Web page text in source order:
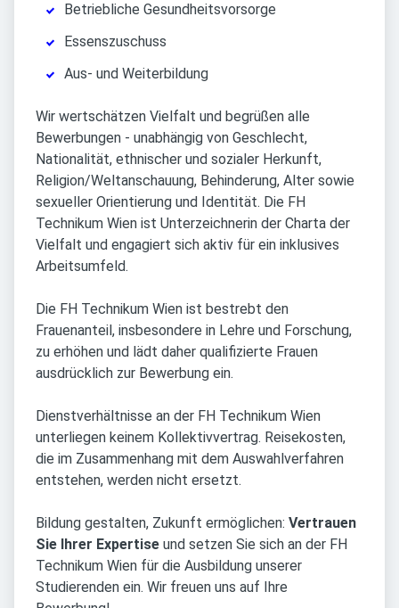
Betriebliche Gesundheitsvorsorge
Essenszuschuss
Aus- und Weiterbildung
Wir wertschätzen Vielfalt und begrüßen alle
Bewerbungen - unabhängig von Geschlecht,
Nationalität, ethnischer und sozialer Herkunft,
Religion/Weltanschauung, Behinderung, Alter sowie
sexueller Orientierung und Identität. Die FH
Technikum Wien ist Unterzeichnerin der Charta der
Vielfalt und engagiert sich aktiv für ein inklusives
Arbeitsumfeld.
Die FH Technikum Wien ist bestrebt den
Frauenanteil, insbesondere in Lehre und Forschung,
zu erhöhen und lädt daher qualifizierte Frauen
ausdrücklich zur Bewerbung ein.
Dienstverhältnisse an der FH Technikum Wien
unterliegen keinem Kollektivvertrag. Reisekosten,
die im Zusammenhang mit dem Auswahlverfahren
entstehen, werden nicht ersetzt.
Bildung gestalten, Zukunft ermöglichen: Vertrauen
Sie Ihrer Expertise und setzen Sie sich an der FH
Technikum Wien für die Ausbildung unserer
Studierenden ein. Wir freuen uns auf Ihre